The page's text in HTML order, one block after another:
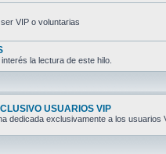
VIP o voluntarias
la lectura de este hilo.
USUARIOS VIP
dedicada exclusivamente a los usuarios